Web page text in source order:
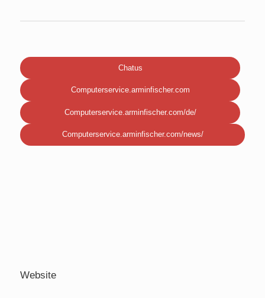
Chatus
Computerservice.arminfischer.com
Computerservice.arminfischer.com/de/
Computerservice.arminfischer.com/news/
Website